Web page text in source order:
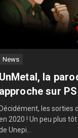
News
UnMetal, la
approche sur
Décidément, les sorties
2020 ! Un peu plus
Unepi...